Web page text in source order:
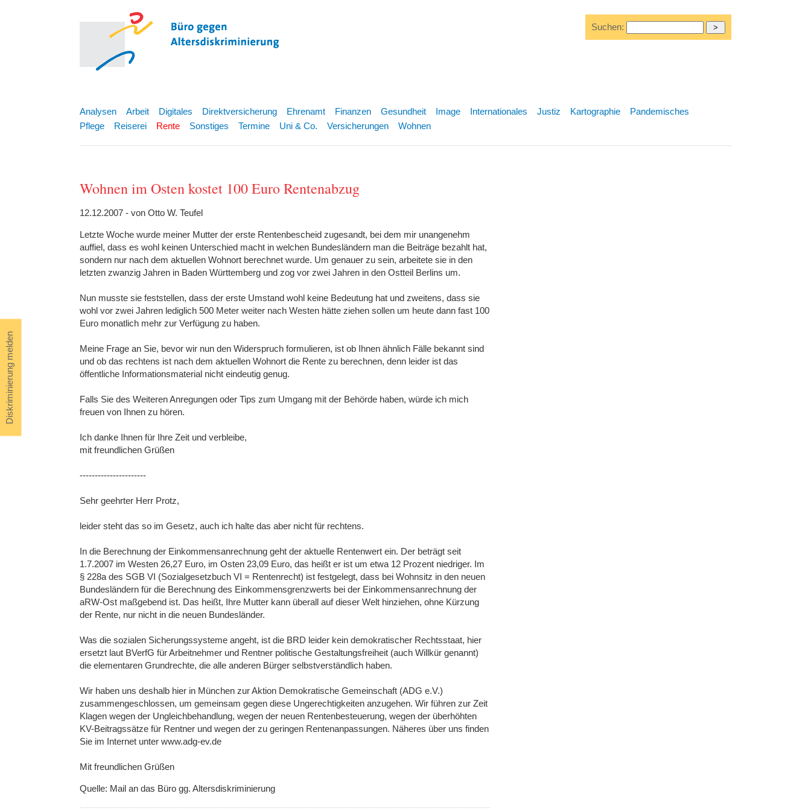
Diskriminierung melden
Suchen:
Analysen Arbeit Digitales Direktversicherung Ehrenamt Finanzen Gesundheit Image Internationales Justiz Kartographie
Pandemisches
Pflege
Reiserei Rente Sonstiges Termine Uni & Co. Versicherungen Wohnen
Wohnen im Osten kostet 100 Euro Rentenabzug
12.12.2007 - von Otto W. Teufel
Letzte Woche wurde meiner Mutter der erste Rentenbescheid zugesandt, bei dem mir unangenehm
auffiel, dass es wohl keinen Unterschied macht in welchen Bundesländern man die Beiträge bezahlt hat,
sondern nur nach dem aktuellen Wohnort berechnet wurde. Um genauer zu sein, arbeitete sie in den
letzten zwanzig Jahren in Baden Württemberg und zog vor zwei Jahren in den Ostteil Berlins um.
Nun musste sie feststellen, dass der erste Umstand wohl keine Bedeutung hat und zweitens, dass sie
wohl vor zwei Jahren lediglich 500 Meter weiter nach Westen hätte ziehen sollen um heute dann fast 100
Euro monatlich mehr zur Verfügung zu haben.
Meine Frage an Sie, bevor wir nun den Widerspruch formulieren, ist ob Ihnen ähnlich Fälle bekannt sind
und ob das rechtens ist nach dem aktuellen Wohnort die Rente zu berechnen, denn leider ist das
öffentliche Informationsmaterial nicht eindeutig genug.
Falls Sie des Weiteren Anregungen oder Tips zum Umgang mit der Behörde haben, würde ich mich
freuen von Ihnen zu hören.
Ich danke Ihnen für Ihre Zeit und verbleibe,
mit freundlichen Grüßen
----------------------
Sehr geehrter Herr Protz,
leider steht das so im Gesetz, auch ich halte das aber nicht für rechtens.
In die Berechnung der Einkommensanrechnung geht der aktuelle Rentenwert ein. Der beträgt seit
1.7.2007 im Westen 26,27 Euro, im Osten 23,09 Euro, das heißt er ist um etwa 12 Prozent niedriger. Im
§ 228a des SGB VI (Sozialgesetzbuch VI = Rentenrecht) ist festgelegt, dass bei Wohnsitz in den neuen
Bundesländern für die Berechnung des Einkommensgrenzwerts bei der Einkommensanrechnung der
aRW-Ost maßgebend ist. Das heißt, Ihre Mutter kann überall auf dieser Welt hinziehen, ohne Kürzung
der Rente, nur nicht in die neuen Bundesländer.
Was die sozialen Sicherungssysteme angeht, ist die BRD leider kein demokratischer Rechtsstaat, hier
ersetzt laut BVerfG für Arbeitnehmer und Rentner politische Gestaltungsfreiheit (auch Willkür genannt)
die elementaren Grundrechte, die alle anderen Bürger selbstverständlich haben.
Wir haben uns deshalb hier in München zur Aktion Demokratische Gemeinschaft (ADG e.V.)
zusammengeschlossen, um gemeinsam gegen diese Ungerechtigkeiten anzugehen. Wir führen zur Zeit
Klagen wegen der Ungleichbehandlung, wegen der neuen Rentenbesteuerung, wegen der überhöhten
KV-Beitragssätze für Rentner und wegen der zu geringen Rentenanpassungen. Näheres über uns finden
Sie im Internet unter www.adg-ev.de
Mit freundlichen Grüßen
Quelle: Mail an das Büro gg. Altersdiskriminierung